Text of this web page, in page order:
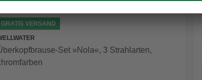
GRATIS VERSAND
Set »Nola«, 3 Strahlarten,